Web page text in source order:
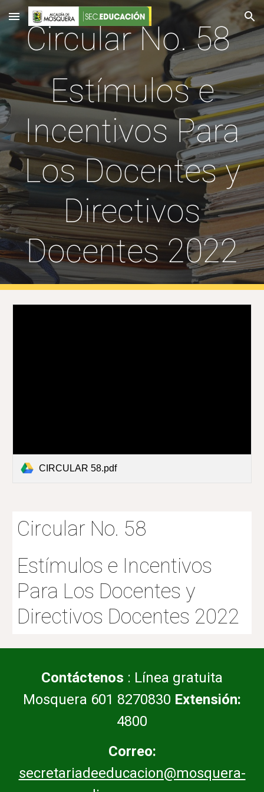
Skip to main content Skip to navigation
Circular No. 58
Estímulos e
Incentivos Para
Los Docentes y
Directivos
Docentes 2022
CIRCULAR 58.pdf
Circular No. 58
Estímulos e Incentivos
Para Los Docentes y
Directivos Docentes 2022
Contáctenos : Línea gratuita
Mosquera 601 8270830 Extensión:
4800
Correo:
secretariadeeducacion@mosquera-